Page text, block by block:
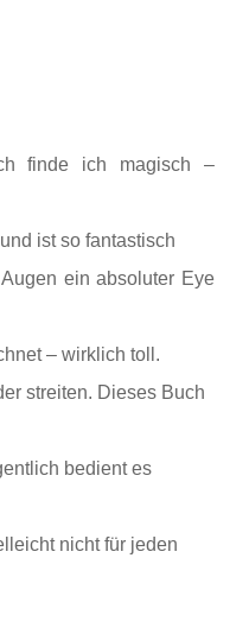
finde ich magisch –
ist so fantastisch
ein absoluter Eye
– wirklich toll.
streiten. Dieses Buch
bedient es
nicht für jeden